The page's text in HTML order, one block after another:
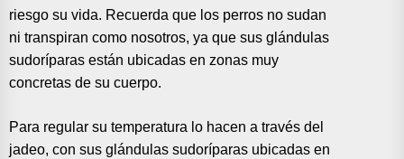
riesgo su vida. Recuerda que los perros no sudan
ni transpiran como nosotros, ya que sus glándulas
sudoríparas están ubicadas en zonas muy
concretas de su cuerpo.
Para regular su temperatura lo hacen a través del
jadeo, con sus glándulas sudoríparas ubicadas en